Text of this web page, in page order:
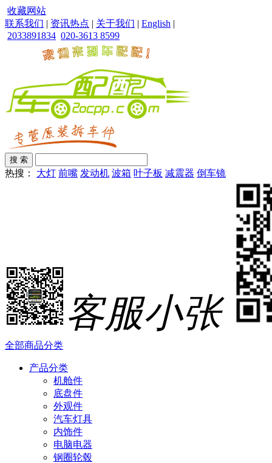
收藏网站
联系我们 | 资讯热点 | 关于我们 | English |
2033891834 020-3613 8599
热搜： 大灯 前嘴 发动机 波箱 叶子板 减震器 倒车镜
客服小张
全部商品分类
产品分类
机舱件
底盘件
外观件
汽车灯具
内饰件
电脑电器
钢圈轮毂